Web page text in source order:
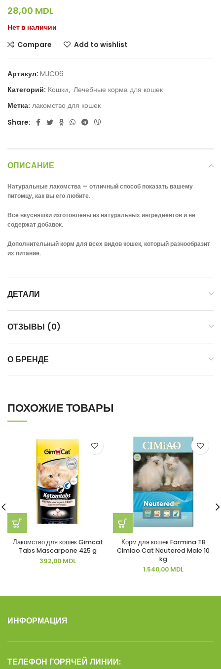
28,00 MDL
Нет в наличии
Compare
Add to wishlist
Артикул: MJC06
Категорий: Кошки, Лечебные корма для кошек
Метка: лакомство для кошек
Share:
ОПИСАНИЕ
Натуральные лакомства — отличный способ показать вашему
питомцу, как вы его любите.
Все вкусняшки изготовлены из натуральных ингредиентов и не
содержат добавок.
Дополнительный корм для всех видов кошек, который разнообразит
их питание.
ДЕТАЛИ
ОТЗЫВЫ (0)
О БРЕНДЕ
ПОХОЖИЕ ТОВАРЫ
Лакомство для кошек Gimcat
Tabs Mascarpone 425 g
392,00 MDL
Корм для кошек Farmina TB
Cimiao Cat Neutered Male 10
kg
1.540,00 MDL
ИНФОРМАЦИЯ
ТЕЛЕФОН ГОРЯЧЕЙ ЛИНИИ: